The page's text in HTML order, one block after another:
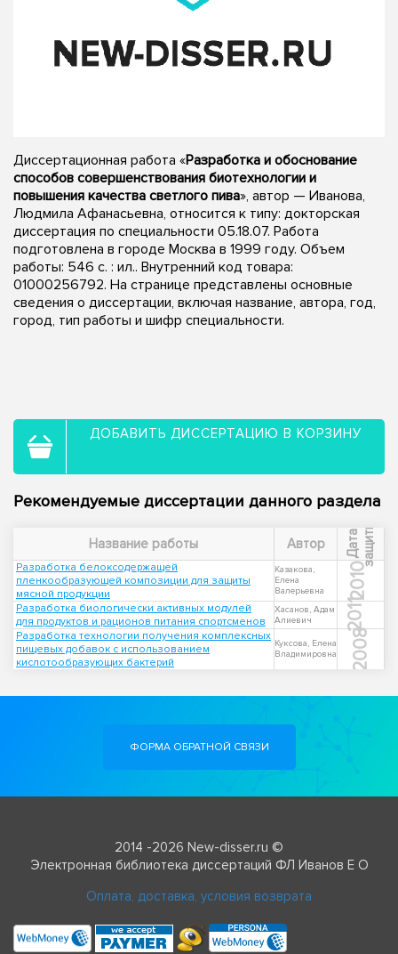
Диссертационная работа «Разработка и обоснование
способов совершенствования биотехнологии и
повышения качества светлого пива», автор — Иванова,
Людмила Афанасьевна, относится к типу: докторская
диссертация по специальности 05.18.07. Работа
подготовлена в городе Москва в 1999 году. Объем
работы: 546 с. : ил.. Внутренний код товара:
01000256792. На странице представлены основные
сведения о диссертации, включая название, автора, год,
город, тип работы и шифр специальности.
ДОБАВИТЬ ДИССЕРТАЦИЮ В КОРЗИНУ
Рекомендуемые диссертации данного раздела
Название работы Автор Д
а
т
а
з
а
щ
и
т ы
Разработка белоксодержащей
пленкообразующей композиции для защиты
мясной продукции
Казакова,
Елена
Валерьевна
2010
Разработка биологически активных модулей
для продуктов и рационов питания спортсменов
Хасанов, Адам
Алиевич
2011
Разработка технологии получения комплексных
пищевых добавок с использованием
кислотообразующих бактерий
Куксова, Елена
Владимировна
2008
ФОРМА ОБРАТНОЙ СВЯЗИ
2014 -2026 New-disser.ru ©
Электронная библиотека диссертаций ФЛ Иванов Е О
Оплата, доставка, условия возврата